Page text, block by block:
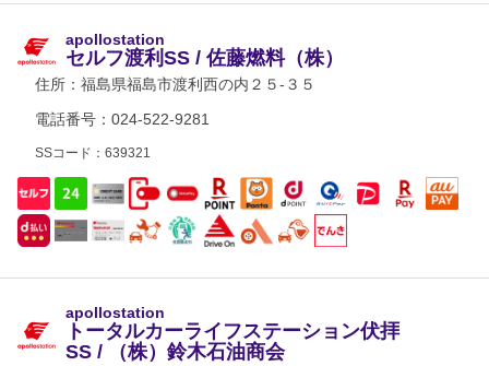
apollostation
セルフ渡利SS / 佐藤燃料（株）
住所： 福島県福島市渡利西の内２５-３５
電話番号：024-522-9281
SSコード：639321
apollostation
トータルカーライフステーション伏拝
SS / （株）鈴木石油商会